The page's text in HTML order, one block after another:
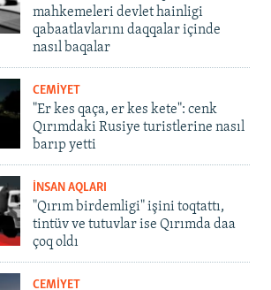
mahkemeleri devlet hainligi
qabaatlavlarını daqqalar içinde
nasıl baqalar
CEMİYET
"Er kes qaça, er kes kete": cenk
Qırımdaki Rusiye turistlerine nasıl
barıp yetti
İNSAN AQLARI
"Qırım birdemligi" işini toqtattı,
tintüv ve tutuvlar ise Qırımda daa
çoq oldı
CEMİYET